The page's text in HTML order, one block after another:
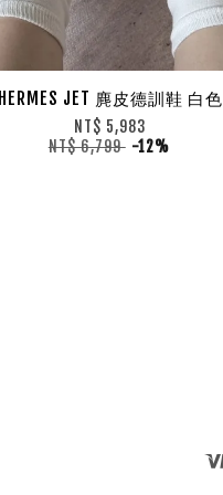
HERMES JET 麂皮德訓鞋 白色
NT$ 5,983
NT$ 6,799 -12%